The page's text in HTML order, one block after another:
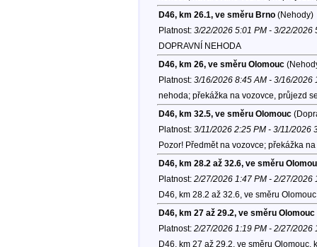
D46, km 26.1, ve směru Brno(Nehody)
Platnost: 3/22/2026 5:01 PM - 3/22/2026
DOPRAVNÍ NEHODA
D46, km 26, ve směru Olomouc
Platnost: 3/16/2026 8:45 AM - 3/16/2026
nehoda; překážka na vozovce, průjezd
D46, km 32.5, ve směru Olomouc
Platnost: 3/11/2026 2:25 PM - 3/11/2026
Pozor! Předmět na vozovce; překážka
D46, km 28.2 až 32.6, ve směru
Platnost: 2/27/2026 1:47 PM - 2/27/2026
D46, km 28.2 až 32.6, ve směru
D46, km 27 až 29.2, ve směru Olomouc
Platnost: 2/27/2026 1:19 PM - 2/27/2026
D46, km 27 až 29.2, ve směru Olomouc,